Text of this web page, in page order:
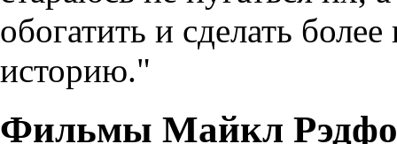
обогатить и сделать
историю."
Фильмы Майкл